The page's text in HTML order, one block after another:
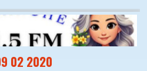
02 2020